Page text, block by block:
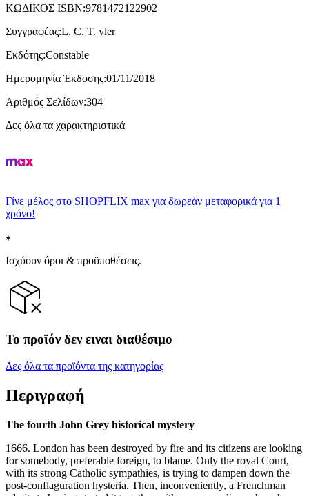
ΚΩΔΙΚΟΣ ISBN:9781472122902
Συγγραφέας:L. C. T. yler
Εκδότης:Constable
Ημερομηνία Έκδοσης:01/11/2018
Αριθμός Σελίδων:304
Δες όλα τα χαρακτηριστικά
Γίνε μέλος στο SHOPFLIX max για δωρεάν μεταφορικά για 1
χρόνο!
Ισχύουν όροι & προϋποθέσεις.
Το προϊόν δεν ειναι διαθέσιμο
Δες όλα τα προϊόντα της κατηγορίας
Περιγραφή
The fourth John Grey historical mystery
1666. London has been destroyed by fire and its citizens are looking
for somebody, preferable foreign, to blame. Only the royal Court,
with its strong Catholic sympathies, is trying to dampen down the
post-conflaguration hysteria. Then, inconveniently, a Frenchman